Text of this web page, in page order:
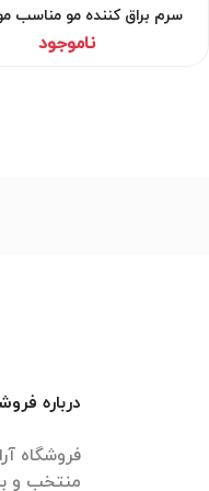
سرم براق کننده مو مناسب
فولیکا
ناموجود
درباره
فروشگاه
منتخب و